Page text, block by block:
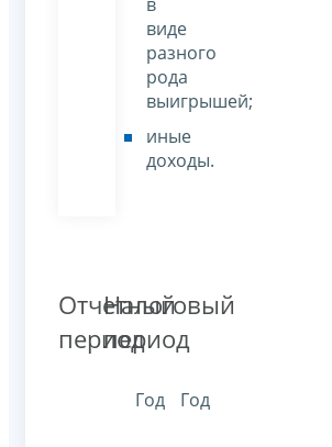
виде
разного
рода
выигрышей;
иные
доходы.
Отчетный
период
Год
Налоговый
период
Год